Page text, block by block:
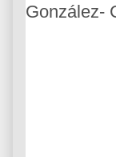
González-